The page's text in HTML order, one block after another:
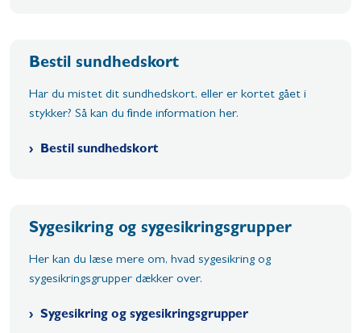
Bestil sundhedskort
Har du mistet dit sundhedskort, eller er kortet gået i
stykker? Så kan du finde information her.
Bestil sundhedskort
Sygesikring og sygesikringsgrupper
Her kan du læse mere om, hvad sygesikring og
sygesikringsgrupper dækker over.
Sygesikring og sygesikringsgrupper